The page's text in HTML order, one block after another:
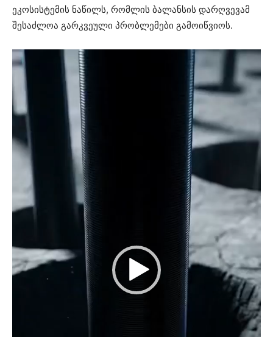
ეკოსისტემის ნაწილს, რომლის ბალანსის დარღვევამ
შესაძლოა გარკვეული პრობლემები გამოიწვიოს.
ვიდეო
დამკვრელი